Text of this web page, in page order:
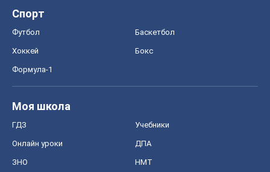
Спорт
Футбол Баскетбол
Хоккей Бокс
Формула-1
Моя школа
ГДЗ Учебники
Онлайн уроки ДПА
ЗНО НМТ